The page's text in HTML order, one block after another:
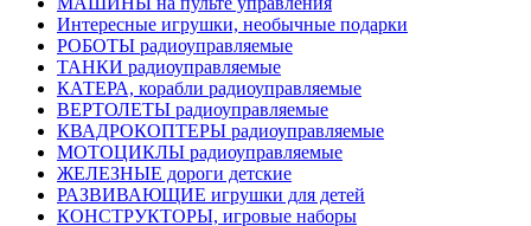
Интересные игрушки, необычные подарки
РОБОТЫ радиоуправляемые
ТАНКИ радиоуправляемые
КАТЕРА, корабли радиоуправляемые
ВЕРТОЛЕТЫ радиоуправляемые
КВАДРОКОПТЕРЫ радиоуправляемые
МОТОЦИКЛЫ радиоуправляемые
ЖЕЛЕЗНЫЕ дороги детские
РАЗВИВАЮЩИЕ игрушки для детей
КОНСТРУКТОРЫ, игровые наборы